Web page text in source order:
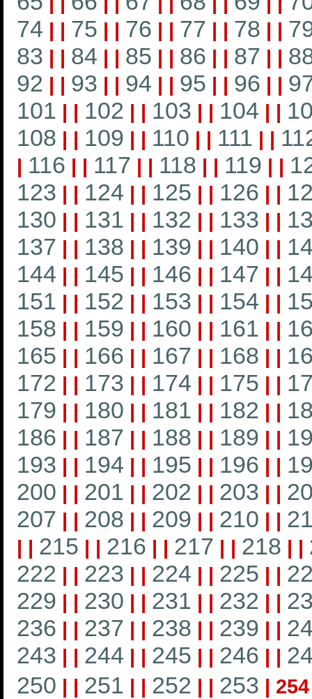
74 | | 75 | | 76 | | 77 | | 78 | |
83 | | 84 | | 85 | | 86 | | 87 | |
92 | | 93 | | 94 | | 95 | | 96 | |
101 | | 102 | | 103 | | 104 | |
108 | | 109 | | 110 | | 111 | |
| 116 | | 117 | | 118 | | 119 | |
123 | | 124 | | 125 | | 126 | |
130 | | 131 | | 132 | | 133 | |
137 | | 138 | | 139 | | 140 | |
144 | | 145 | | 146 | | 147 | |
151 | | 152 | | 153 | | 154 | |
158 | | 159 | | 160 | | 161 | |
165 | | 166 | | 167 | | 168 | |
172 | | 173 | | 174 | | 175 | |
179 | | 180 | | 181 | | 182 | |
186 | | 187 | | 188 | | 189 | |
193 | | 194 | | 195 | | 196 | |
200 | | 201 | | 202 | | 203 | |
207 | | 208 | | 209 | | 210 | |
| | 215 | | 216 | | 217 | | 218 | |
222 | | 223 | | 224 | | 225 | |
229 | | 230 | | 231 | | 232 | |
236 | | 237 | | 238 | | 239 | |
243 | | 244 | | 245 | | 246 | |
250 | | 251 | | 252 | | 253 | 254